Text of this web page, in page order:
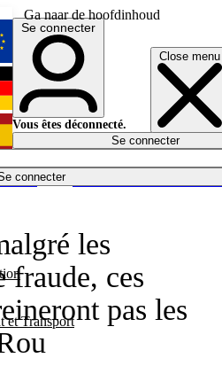
Ga naar de hoofdinhoud
Close menu
connecter
et Transport
English
Deutsch
Español
Se connecter
Vous êtes déconnecté.
Se connecter
les
fraude, ces
pas les